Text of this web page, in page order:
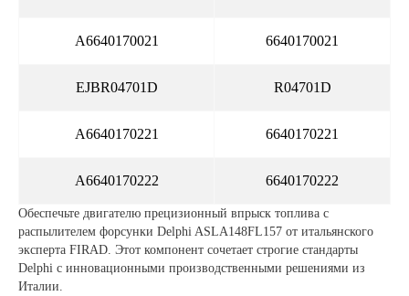
A6640170021 6640170021
EJBR04701D R04701D
A6640170221 6640170221
A6640170222 6640170222
Обеспечьте двигателю прецизионный впрыск топлива с
распылителем форсунки Delphi ASLA148FL157 от итальянского
эксперта FIRAD. Этот компонент сочетает строгие стандарты
Delphi с инновационными производственными решениями из
Италии.